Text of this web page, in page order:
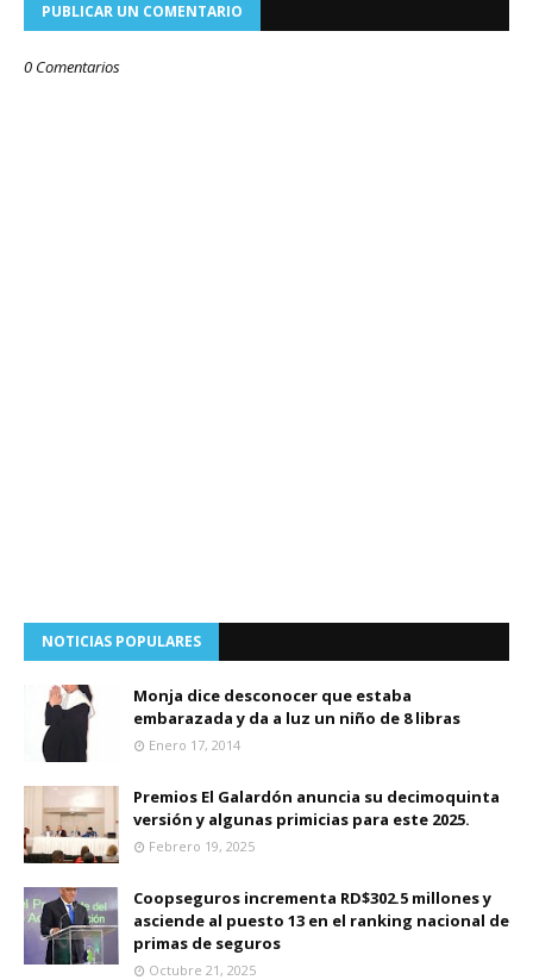
PUBLICAR UN COMENTARIO
0 Comentarios
NOTICIAS POPULARES
Monja dice desconocer que estaba
embarazada y da a luz un niño de 8 libras
Enero 17, 2014
Premios El Galardón anuncia su decimoquinta
versión y algunas primicias para este 2025.
Febrero 19, 2025
Coopseguros incrementa RD$302.5 millones y
asciende al puesto 13 en el ranking nacional de
primas de seguros
Octubre 21, 2025